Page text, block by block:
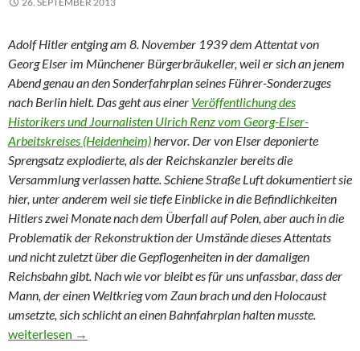
Adolf Hitler entging am 8. November 1939 dem Attentat von
Georg Elser im Münchener Bürgerbräukeller, weil er sich an jenem
Abend genau an den Sonderfahrplan seines Führer-Sonderzuges
nach Berlin hielt. Das geht aus einer Veröffentlichung des
Historikers und Journalisten Ulrich Renz vom Georg-Elser-
Arbeitskreises (Heidenheim)hervor. Der von Elser deponierte
Sprengsatz explodierte, als der Reichskanzler bereits die
Versammlung verlassen hatte. Schiene Straße Luft dokumentiert sie
hier, unter anderem weil sie tiefe Einblicke in die Befindlichkeiten
Hitlers zwei Monate nach dem Überfall auf Polen, aber auch in die
Problematik der Rekonstruktion der Umstände dieses Attentats
und nicht zuletzt über die Gepflogenheiten in der damaligen
Reichsbahn gibt. Nach wie vor bleibt es für uns unfassbar, dass der
Mann, der einen Weltkrieg vom Zaun brach und den Holocaust
umsetzte, sich schlicht an einen Bahnfahrplan halten musste.
Hitler entging dem Elser-Attentat – weil er sich an den
weiterlesen →